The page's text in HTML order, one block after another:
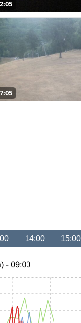
14:00 15:00